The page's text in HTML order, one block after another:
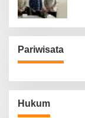
Pariwisata
Hukum